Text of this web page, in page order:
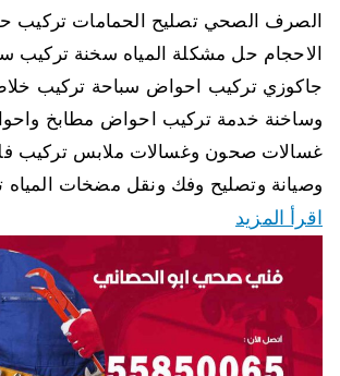
الصرف الصحي تصليح الحمامات تركيب
الاحجام حل مشكلة المياه سخنة تركيب
جاكوزي تركيب احواض سباحة تركيب
وساخنة خدمة تركيب احواض مطابخ
غسالات صحون وغسالات ملابس تركيب
وصيانة وتصليح وفك ونقل مضخات
اقرأ المزيد